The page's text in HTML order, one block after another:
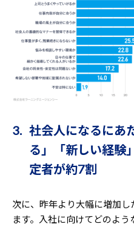
3. 社会人になるにあ
る」「新しい経験
定者が約7割
次に、昨年より大幅に増加
ます。入社に向けてどのよ